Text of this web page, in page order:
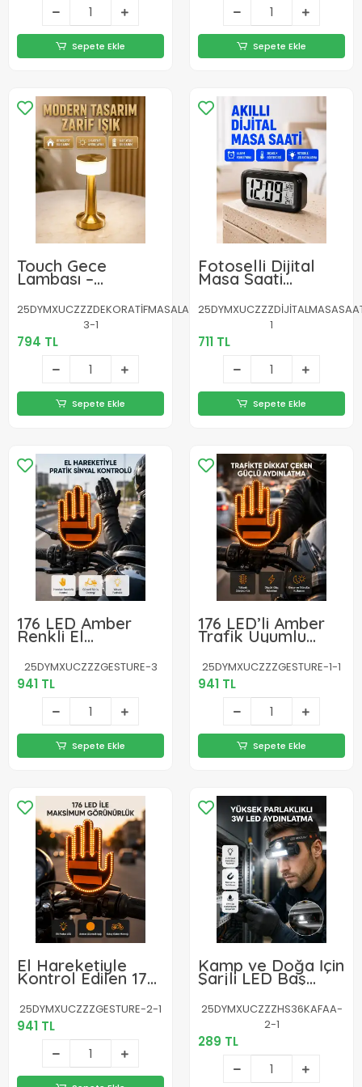
Sepete Ekle Sepete Ekle
Touch Gece
Lambası –
Dokunmatik
Kontrol, Kablosuz
Kullanım, Metal
Gövde Yeni Nesil
25DYMXUCZZZDEKORATİFMASALAMBASIIIIIII-
3-1
794 TL
Sepete Ekle
Fotoselli Dijital
Masa Saati
Aydınlatmalı Alarm
ve Tarih Göstergeli
1
711 TL
Sepete Ekle
176 LED Amber
Renkli El
Hareketiyle
Kontrol Edilen
Motosiklet Dönüş
Sinyali
25DYMXUCZZZGESTURE-3
941 TL
Sepete Ekle
176 LED’li Amber
Trafik Uyumlu
Sinyal Işığı – El
Hareketiyle
Kontrol
25DYMXUCZZZGESTURE-1-1
941 TL
Sepete Ekle
El Hareketiyle
Kontrol Edilen 176
LED Amber
Güvenlik Lambası
25DYMXUCZZZGESTURE-2-1
941 TL
Kamp ve Doğa İçin
Şarjlı LED Baş
Feneri – Mıknatıslı,
Su Geçirmez
25DYMXUCZZZHS36KAFAA-
2-1
289 TL